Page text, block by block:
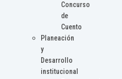
Concurso
de
Cuento
Planeación
y
Desarrollo
institucional